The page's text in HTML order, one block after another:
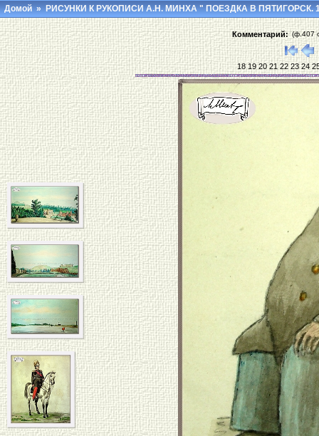
Домой»РИСУНКИ К РУКОПИСИ А.Н. МИНХА " ПОЕЗДКА В ПЯТИГОРСК.
Комментарий: (ф.407
18192021 22 2324